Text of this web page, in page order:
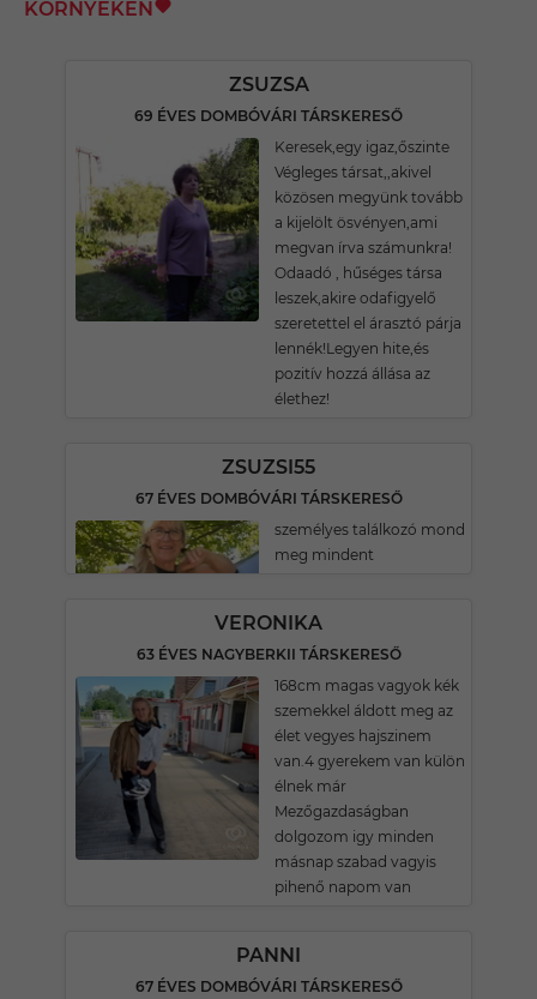
KÖRNYÉKÉN
ZSUZSA
69 ÉVES DOMBÓVÁRI TÁRSKERESŐ
Keresek,egy igaz,őszinte
Végleges társat,,akivel
közösen megyünk tovább
a kijelölt ösvényen,ami
megvan írva számunkra!
Odaadó , hűséges társa
leszek,akire odafigyelő
szeretettel el árasztó párja
lennék!Legyen hite,és
pozitív hozzá állása az
élethez!
ZSUZSI55
67 ÉVES DOMBÓVÁRI TÁRSKERESŐ
személyes találkozó mond
meg mindent
VERONIKA
63 ÉVES NAGYBERKII TÁRSKERESŐ
168cm magas vagyok kék
szemekkel áldott meg az
élet vegyes hajszinem
van.4 gyerekem van külön
élnek már
Mezőgazdaságban
dolgozom igy minden
másnap szabad vagyis
pihenő napom van
PANNI
67 ÉVES DOMBÓVÁRI TÁRSKERESŐ